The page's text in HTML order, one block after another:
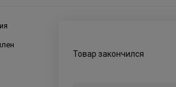
Товар закончился